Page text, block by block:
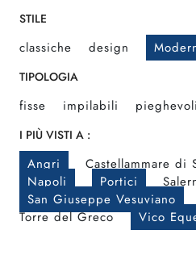
STILE
classiche design
TIPOLOGIA
fisse impilabili pieghevoli
I PIÙ VISTI A :
Angri Castellammare di
Napoli
Portici
San Giuseppe Vesuviano
Torre del Greco
Vico